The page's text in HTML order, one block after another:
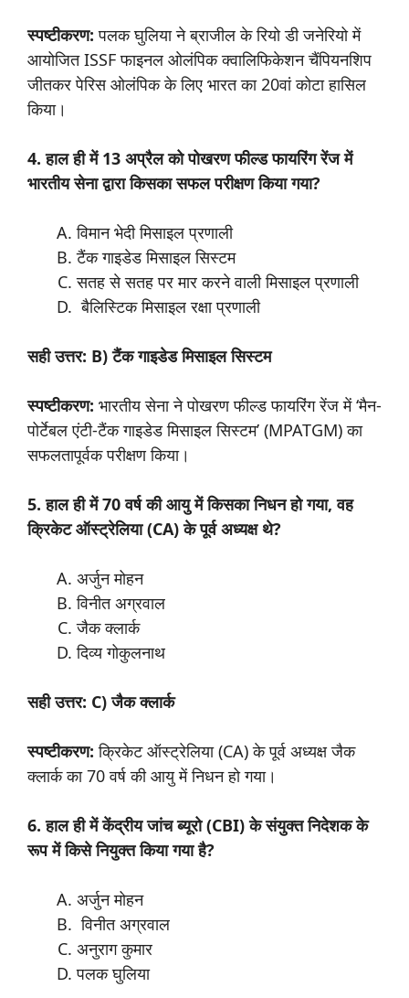
स्पष्टीकरण: पलक घुलिया ने ब्राजील के रियो डी जनेरियो में
आयोजित ISSF फाइनल ओलंपिक क्वालिफिकेशन चैंपियनशिप
जीतकर पेरिस ओलंपिक के लिए भारत का 20वां कोटा हासिल
किया।
4. हाल ही में 13 अप्रैल को पोखरण फील्ड फायरिंग रेंज में
भारतीय सेना द्वारा किसका सफल परीक्षण किया गया?
विमान भेदी मिसाइल प्रणाली
टैंक गाइडेड मिसाइल सिस्टम
सतह से सतह पर मार करने वाली मिसाइल प्रणाली
बैलिस्टिक मिसाइल रक्षा प्रणाली
सही उत्तर: B) टैंक गाइडेड मिसाइल सिस्टम
स्पष्टीकरण: भारतीय सेना ने पोखरण फील्ड फायरिंग रेंज में ‘मैन-
पोर्टेबल एंटी-टैंक गाइडेड मिसाइल सिस्टम’ (MPATGM) का
सफलतापूर्वक परीक्षण किया।
5. हाल ही में 70 वर्ष की आयु में किसका निधन हो गया, वह
क्रिकेट ऑस्ट्रेलिया (CA) के पूर्व अध्यक्ष थे?
अर्जुन मोहन
विनीत अग्रवाल
जैक क्लार्क
दिव्य गोकुलनाथ
सही उत्तर: C) जैक क्लार्क
स्पष्टीकरण: क्रिकेट ऑस्ट्रेलिया (CA) के पूर्व अध्यक्ष जैक
क्लार्क का 70 वर्ष की आयु में निधन हो गया।
6. हाल ही में केंद्रीय जांच ब्यूरो (CBI) के संयुक्त निदेशक के
रूप में किसे नियुक्त किया गया है?
अर्जुन मोहन
विनीत अग्रवाल
अनुराग कुमार
पलक घुलिया